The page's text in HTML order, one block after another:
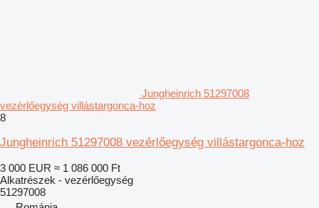
Jungheinrich 51297008
vezérlőegység villástargonca-hoz
8
Jungheinrich 51297008 vezérlőegység villástargonca-hoz
3 000 EUR ≈ 1 086 000 Ft
Alkatrészek - vezérlőegység
51297008